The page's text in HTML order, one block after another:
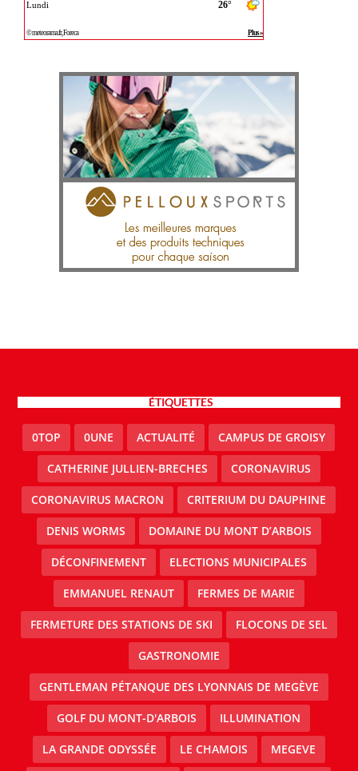
ÉTIQUETTES
0TOP 0UNE ACTUALITÉ CAMPUS DE GROISY
CATHERINE JULLIEN-BRECHES CORONAVIRUS
CORONAVIRUS MACRON CRITERIUM DU DAUPHINE
DENIS WORMS DOMAINE DU MONT D’ARBOIS
DÉCONFINEMENT ELECTIONS MUNICIPALES
EMMANUEL RENAUT FERMES DE MARIE
FERMETURE DES STATIONS DE SKI FLOCONS DE SEL
GASTRONOMIE
GENTLEMAN PÉTANQUE DES LYONNAIS DE MEGÈVE
GOLF DU MONT-D'ARBOIS ILLUMINATION
LA GRANDE ODYSSÉE LE CHAMOIS MEGEVE